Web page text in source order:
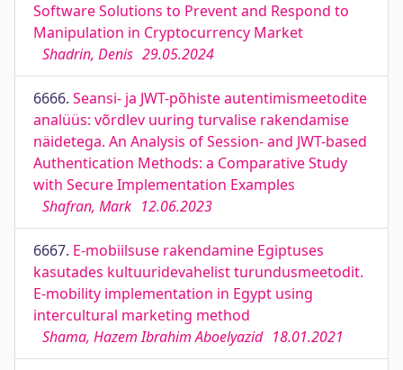
Software Solutions to Prevent and Respond to
Manipulation in Cryptocurrency Market
Shadrin, Denis 29.05.2024
6666. Seansi- ja JWT-põhiste autentimismeetodite
analüüs: võrdlev uuring turvalise rakendamise
näidetega. An Analysis of Session- and JWT-based
Authentication Methods: a Comparative Study
with Secure Implementation Examples
Shafran, Mark 12.06.2023
6667. E-mobiilsuse rakendamine Egiptuses
kasutades kultuuridevahelist turundusmeetodit.
E-mobility implementation in Egypt using
intercultural marketing method
Shama, Hazem Ibrahim Aboelyazid 18.01.2021